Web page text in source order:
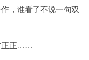
，谁看了不说一句双
正正……